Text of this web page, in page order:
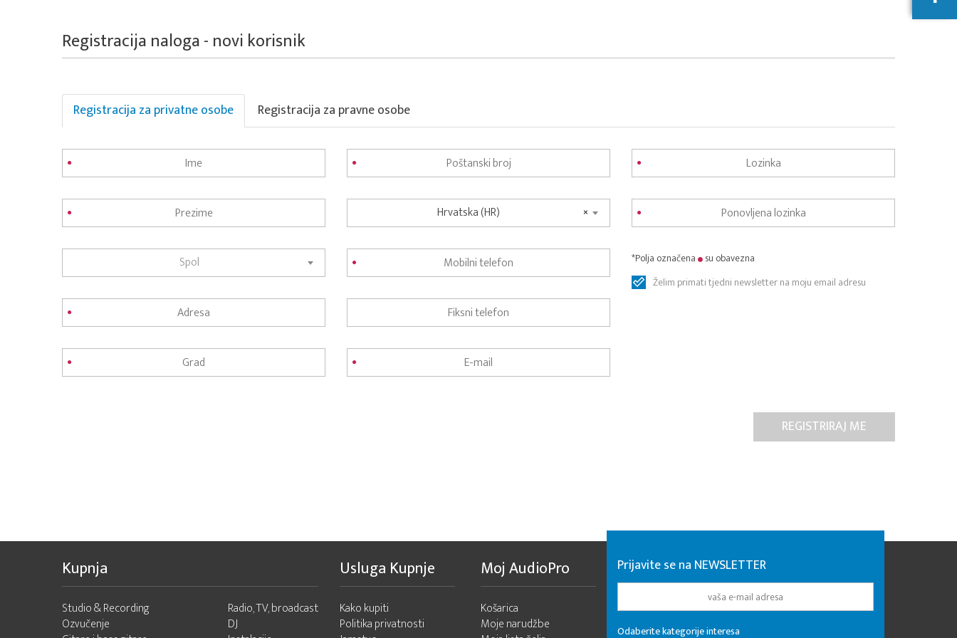
Registracija naloga - novi korisnik
Registracija za privatne osobe Registracija za pravne osobe
Spol
×
Hrvatska (HR)
*Polja označena
su obavezna
Želim primati tjedni newsletter na moju email adresu
Kupnja
Studio & Recording
Ozvučenje
Radio, TV, broadcast
DJ
Usluga Kupnje
Kako kupiti
Politika privatnosti
Moj AudioPro
Košarica
Moje narudžbe
Prijavite se na NEWSLETTER
Odaberite kategorije interesa